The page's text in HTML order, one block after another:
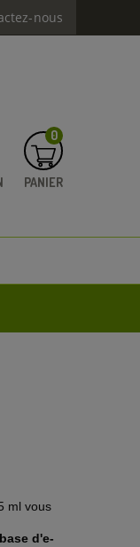
nous
PANIER
0
ml vous
d'e-